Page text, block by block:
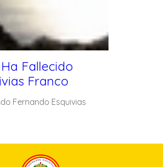
Ha Fallecido
Franco
Fernando Esquivias